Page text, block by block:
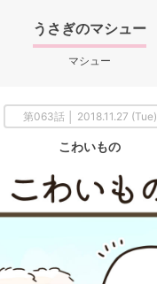
うさぎのマシュー
マシュー
第063話 │ 2018.11.27 (Tue)
こわいもの